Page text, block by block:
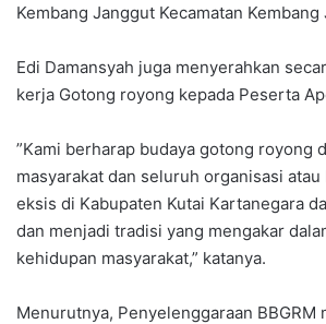
Kembang Janggut Kecamatan Kembang
Edi Damansyah juga menyerahkan
kerja Gotong royong kepada Peserta
”Kami berharap budaya gotong royong
masyarakat dan seluruh organisasi atau
eksis di Kabupaten Kutai Kartanegara
dan menjadi tradisi yang mengakar
kehidupan masyarakat,” katanya.
Menurutnya, Penyelenggaraan BBGRM